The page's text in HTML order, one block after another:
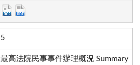
5
最高法院民事事件辦理概況 Summary